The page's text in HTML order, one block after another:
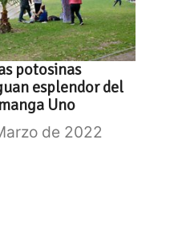
potosinas
esplendor del
Uno
de 2022